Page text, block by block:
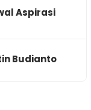
Aspirasi
Budianto